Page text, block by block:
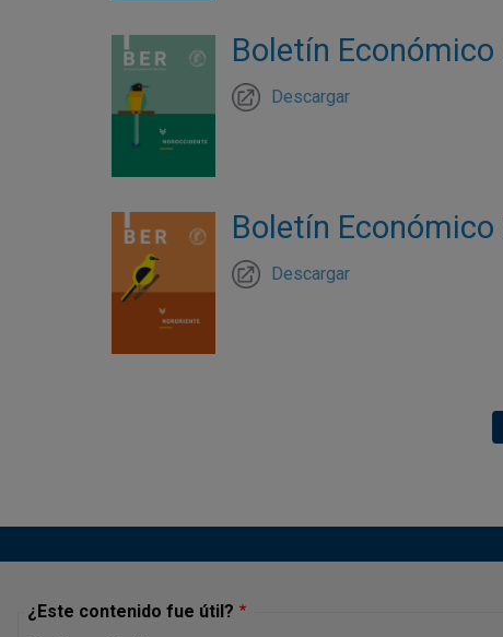
Boletín
Descargar
Boletín
Descargar
¿Este contenido fue útil?